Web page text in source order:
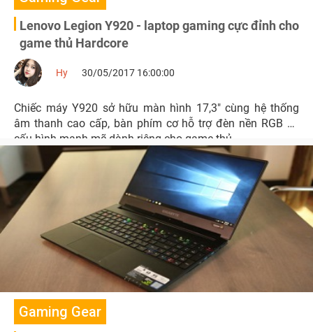
Lenovo Legion Y920 - laptop gaming cực đỉnh cho
game thủ Hardcore
Hy 30/05/2017 16:00:00
Chiếc máy Y920 sở hữu màn hình 17,3" cùng hệ thống
âm thanh cao cấp, bàn phím cơ hỗ trợ đèn nền RGB và
cấu hình mạnh mẽ dành riêng cho game thủ.
Gaming Gear